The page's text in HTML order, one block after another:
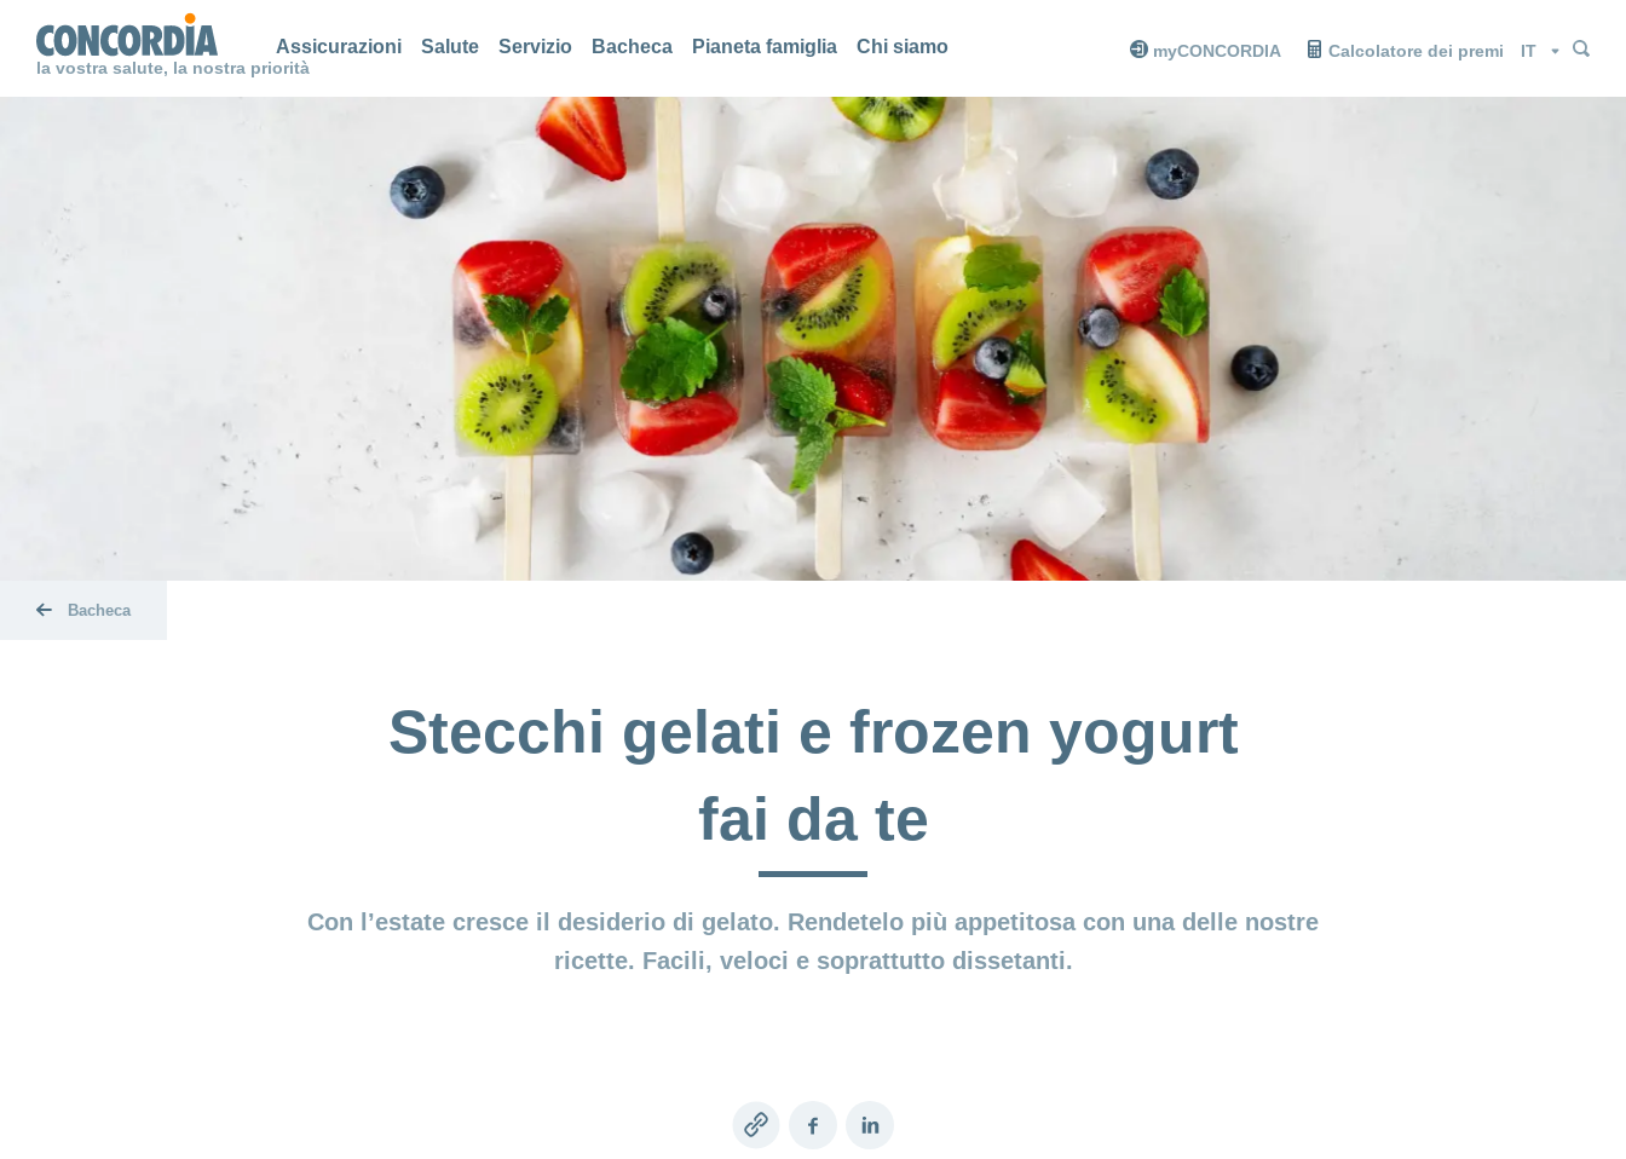
la vostra salute, la nostra priorità
Assicurazioni Salute Servizio Bacheca Pianeta famiglia Chi siamo myCONCORDIA Calcolatore dei premi Lingua
Cerca
Cerca
Cerca
Bacheca
Stecchi gelati e frozen yogurt
fai da te
Con l’estate cresce il desiderio di gelato. Rendetelo più appetitosa con una delle nostre
ricette. Facili, veloci e soprattutto dissetanti.
Copy
FacebookLinkedIn